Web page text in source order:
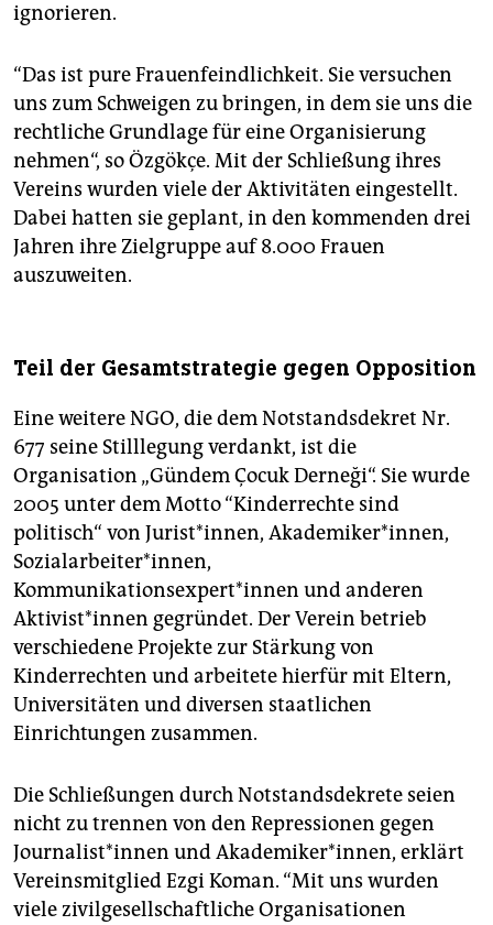
ignorieren.
“Das ist pure Frauenfeindlichkeit. Sie versuchen
uns zum Schweigen zu bringen, in dem sie uns die
rechtliche Grundlage für eine Organisierung
nehmen“, so Özgökçe. Mit der Schließung ihres
Vereins wurden viele der Aktivitäten eingestellt.
Dabei hatten sie geplant, in den kommenden drei
Jahren ihre Zielgruppe auf 8.000 Frauen
auszuweiten.
Teil der Gesamtstrategie gegen Opposition
Eine weitere NGO, die dem Notstandsdekret Nr.
677 seine Stilllegung verdankt, ist die
Organisation „Gündem Çocuk Derneği“. Sie wurde
2005 unter dem Motto “Kinderrechte sind
politisch“ von Jurist*innen, Akademiker*innen,
Sozialarbeiter*innen,
Kommunikationsexpert*innen und anderen
Aktivist*innen gegründet. Der Verein betrieb
verschiedene Projekte zur Stärkung von
Kinderrechten und arbeitete hierfür mit Eltern,
Universitäten und diversen staatlichen
Einrichtungen zusammen.
Die Schließungen durch Notstandsdekrete seien
nicht zu trennen von den Repressionen gegen
Journalist*innen und Akademiker*innen, erklärt
Vereinsmitglied Ezgi Koman. “Mit uns wurden
viele zivilgesellschaftliche Organisationen